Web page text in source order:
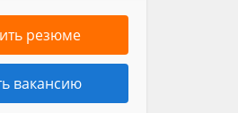
резюме
вакансию